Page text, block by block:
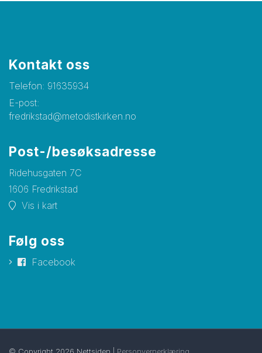
Kontakt oss
Telefon: 91635934
E-post:
fredrikstad@metodistkirken.no
Post-/besøksadresse
Ridehusgaten 7C
1606 Fredrikstad
Vis i kart
Følg oss
Facebook